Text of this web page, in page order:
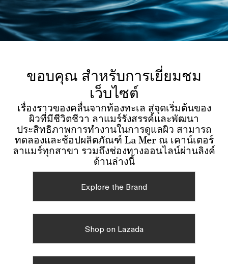
ขอบคุณ สำหรับการเยี่ยมชม
เว็บไซต์
เรื่องราวของคลื่นจากท้องทะเล สู่จุดเริ่มต้นของ
ผิวที่มีชีวิตชีวา ลาแมร์รังสรรค์และพัฒนา
ประสิทธิภาพการทำงานในการดูแลผิว สามารถ
ทดลองและช้อปผลิตภัณฑ์ La Mer ณ เคาน์เตอร์
ลาแมร์ทุกสาขา รวมถึงช่องทางออนไลน์ผ่านลิงค์
ด้านล่างนี้
Explore the Brand
Shop on Lazada